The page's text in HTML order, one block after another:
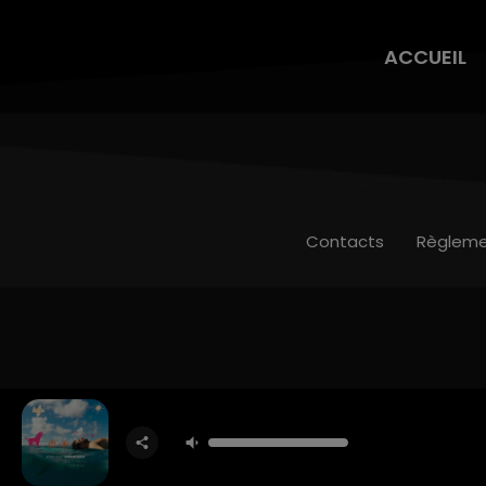
ACCUEIL
Contacts